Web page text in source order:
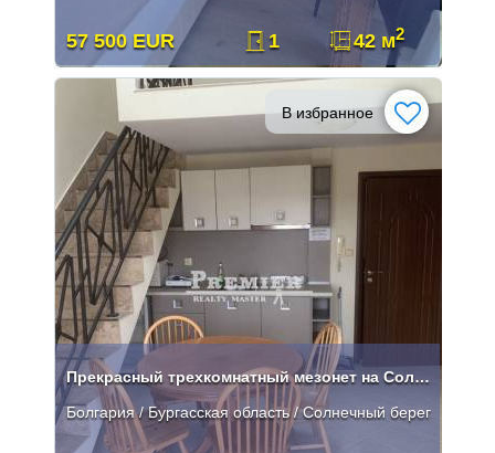
57 500 EUR 1 42 м2
В избранное
Прекрасный трехкомнатный мезонет на Солнечном Берегу
Болгария / Бургасская область / Солнечный берег